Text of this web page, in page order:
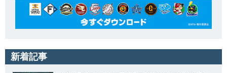
新着記事